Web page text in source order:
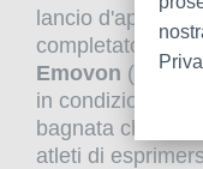
lancio
completato dal
Emovon
in condizioni
bagnata che
atleti di